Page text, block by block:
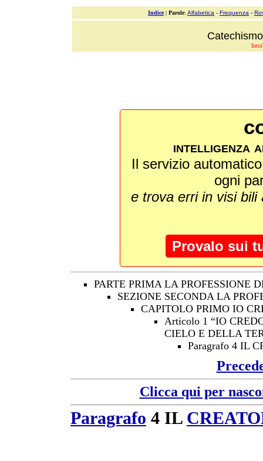
Indice| Parole: Alfabetica - Frequenza -
intelligenza
Il servizio
ogni
e trova erri in visi
Provalo sui
PARTE PRIMA LA PROFESSIONE
SEZIONE SECONDA LA
CAPITOLO PRIMO IO
Articolo 1 “IO
CIELO E DELLA
Paragrafo 4 IL
Clicca qui per
Paragrafo 4 IL